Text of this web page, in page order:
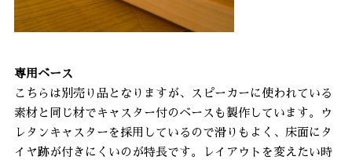
専用ベース
こちらは別売り品となりますが、スピーカーに使われている
素材と同じ材でキャスター付のベースも製作しています。ウ
レタンキャスターを採用しているので滑りもよく、床面にタ
イヤ跡が付きにくいのが特長です。レイアウトを変えたい時